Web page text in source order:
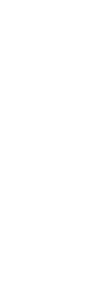
Chorobou